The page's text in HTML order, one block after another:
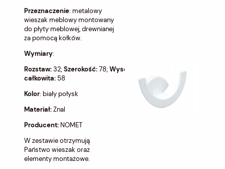
Przeznaczenie: metalowy
wieszak meblowy montowany
do płyty meblowej, drewnianej
za pomocą kołków.
Wymiary:
Rozstaw:32;Szerokość:78;Wysokość:
całkowita: 58
Kolor: biały połysk
Materiał:Znal
Producent: NOMET
W zestawie otrzymują
Państwo wieszak oraz
elementy montażowe.